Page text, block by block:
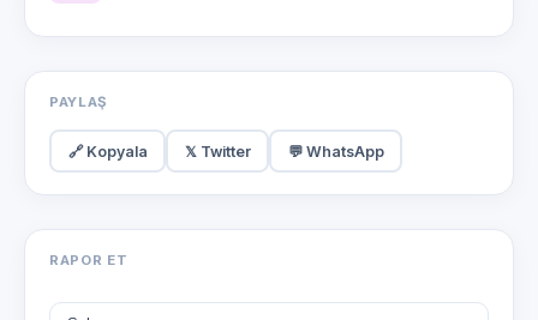
PAYLAŞ
🔗 Kopyala 𝕏 Twitter 💬 WhatsApp
RAPOR ET